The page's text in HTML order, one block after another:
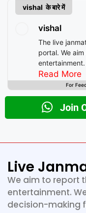
vishal के बारे में
vishal
The live
portal. We
decision-
Read More
For
Join
Live
We aim to report
entertainment.
decision-making